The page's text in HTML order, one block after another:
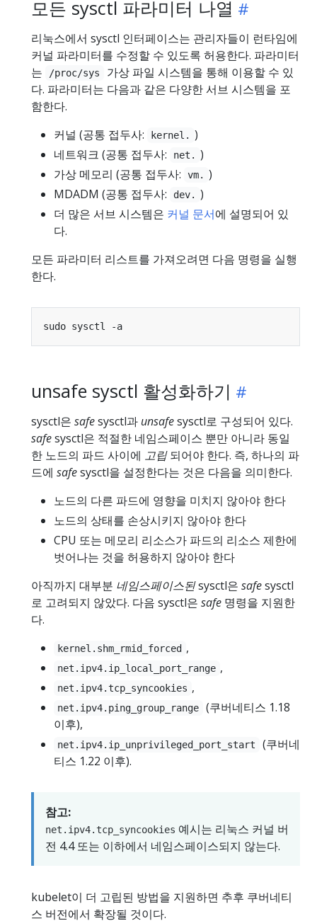
모든 sysctl 파라미터 나열
리눅스에서 sysctl 인터페이스는 관리자들이 런타임에
커널 파라미터를 수정할 수 있도록 허용한다. 파라미터
는
/proc/sys
가상 파일 시스템을 통해 이용할 수 있
다. 파라미터는 다음과 같은 다양한 서브 시스템을 포
함한다.
커널 (공통 접두사:
kernel. )
네트워크 (공통 접두사:
net. )
가상 메모리 (공통 접두사:
vm. )
MDADM (공통 접두사:
dev. )
더 많은 서브 시스템은 커널 문서에 설명되어 있
다.
모든 파라미터 리스트를 가져오려면 다음 명령을 실행
한다.
unsafe sysctl 활성화하기
sysctl은 safesysctl과 unsafesysctl로 구성되어 있다.
safesysctl은 적절한 네임스페이스 뿐만 아니라 동일
한 노드의 파드 사이에 고립되어야 한다. 즉, 하나의 파
드에 safesysctl을 설정한다는 것은 다음을 의미한다.
노드의 다른 파드에 영향을 미치지 않아야 한다
노드의 상태를 손상시키지 않아야 한다
CPU 또는 메모리 리소스가 파드의 리소스 제한에
벗어나는 것을 허용하지 않아야 한다
아직까지 대부분 네임스페이스된sysctl은 safesysctl
로 고려되지 않았다. 다음 sysctl은 safe 명령을 지원한
다.
kernel.shm_rmid_forced ,
net.ipv4.ip_local_port_range ,
net.ipv4.tcp_syncookies ,
net.ipv4.ping_group_range
(쿠버네티스 1.18
이후),
net.ipv4.ip_unprivileged_port_start
(쿠버네
티스 1.22 이후).
참고:
net.ipv4.tcp_syncookies 예시는 리눅스 커널 버
전 4.4 또는 이하에서 네임스페이스되지 않는다.
kubelet이 더 고립된 방법을 지원하면 추후 쿠버네티
스 버전에서 확장될 것이다.